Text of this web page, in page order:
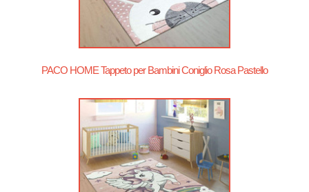
PACO HOME Tappeto per Bambini Coniglio Rosa Pastello